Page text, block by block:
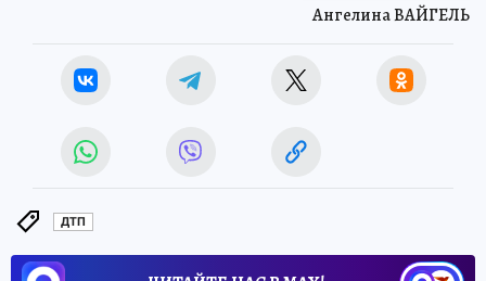
Ангелина ВАЙГЕЛЬ
ДТП